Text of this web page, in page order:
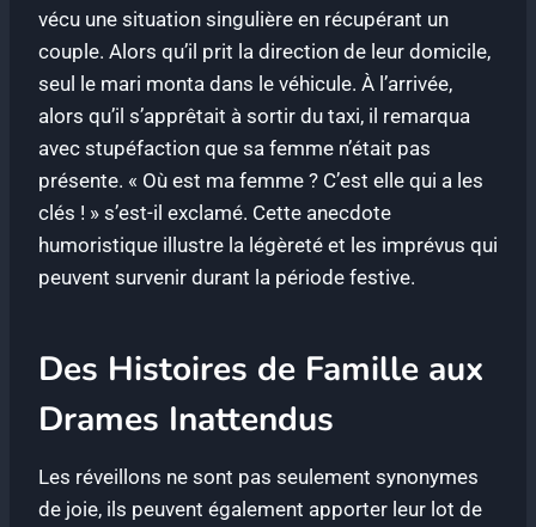
vécu une situation singulière en récupérant un
couple. Alors qu’il prit la direction de leur domicile,
seul le mari monta dans le véhicule. À l’arrivée,
alors qu’il s’apprêtait à sortir du taxi, il remarqua
avec stupéfaction que sa femme n’était pas
présente. « Où est ma femme ? C’est elle qui a les
clés ! » s’est-il exclamé. Cette anecdote
humoristique illustre la légèreté et les imprévus qui
peuvent survenir durant la période festive.
Des Histoires de Famille aux
Drames Inattendus
Les réveillons ne sont pas seulement synonymes
de joie, ils peuvent également apporter leur lot de